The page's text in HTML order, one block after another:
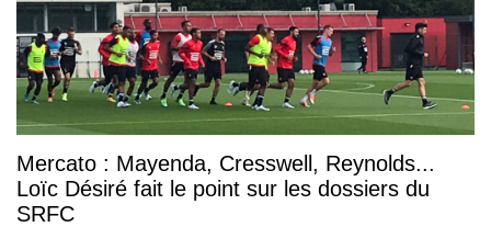
Mercato : Mayenda, Cresswell, Reynolds...
Loïc Désiré fait le point sur les dossiers du
SRFC